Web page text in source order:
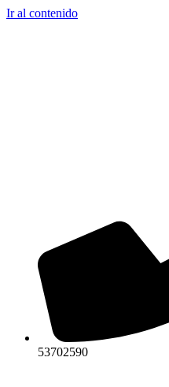
Ir al contenido
53702590